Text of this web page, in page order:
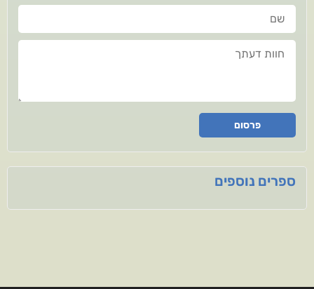
שם
חוות דעתך
פרסום
ספרים נוספים